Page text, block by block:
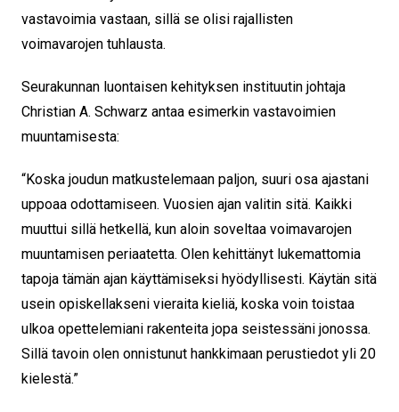
vastavoimia vastaan, sillä se olisi rajallisten
voimavarojen tuhlausta.
Seurakunnan luontaisen kehityksen instituutin johtaja
Christian A. Schwarz antaa esimerkin vastavoimien
muuntamisesta:
“Koska joudun matkustelemaan paljon, suuri osa ajastani
uppoaa odottamiseen. Vuosien ajan valitin sitä. Kaikki
muuttui sillä hetkellä, kun aloin soveltaa voimavarojen
muuntamisen periaatetta. Olen kehittänyt lukemattomia
tapoja tämän ajan käyttämiseksi hyödyllisesti. Käytän sitä
usein opiskellakseni vieraita kieliä, koska voin toistaa
ulkoa opettelemiani rakenteita jopa seistessäni jonossa.
Sillä tavoin olen onnistunut hankkimaan perustiedot yli 20
kielestä.”